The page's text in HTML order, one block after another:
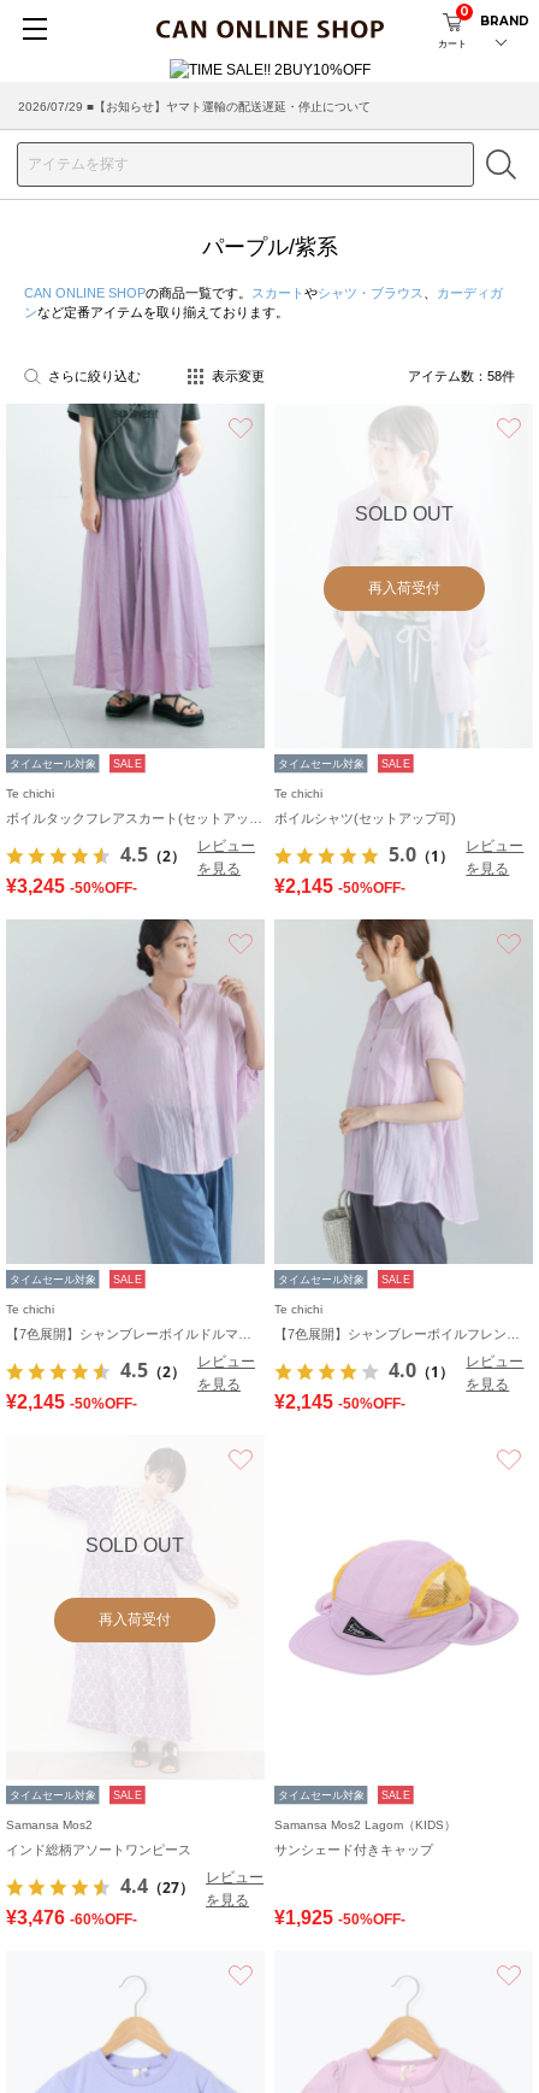
カート
0
BRAND
2026/07/29 ■【お知らせ】ヤマト運輸の配送遅延・停止について
2026/03/18 ■店舗受け取りサービスのご案内
パープル/紫系
CAN ONLINE SHOPの商品一覧です。 スカート やシャツ・ブラウス
カーディガ
ンなど定番アイテムを取り揃えております。
さらに絞り込む 表示変更 アイテム数： 58件
タイムセール対象 SALE
Te chichi
4.5 （2）
レビュー
を見る
¥3,245 -50%OFF-
SOLD OUT
再入荷受付
タイムセール対象 SALE
Te chichi
ボイルシャツ(セットアップ可)
5.0 （1）
レビュー
を見る
¥2,145 -50%OFF-
タイムセール対象 SALE
Te chichi
4.5 （2）
レビュー
を見る
¥2,145 -50%OFF-
タイムセール対象 SALE
Te chichi
4.0 （1）
レビュー
を見る
¥2,145 -50%OFF-
SOLD OUT
再入荷受付
タイムセール対象 SALE
Samansa Mos2
インド総柄アソートワンピース
4.4 （27）
レビュー
を見る
¥3,476 -60%OFF-
タイムセール対象 SALE
Samansa Mos2 Lagom（KIDS）
サンシェード付きキャップ
¥1,925 -50%OFF-